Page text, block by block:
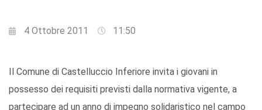
4 Ottobre 2011 11:50
Il Comune di Castelluccio Inferiore invita i giovani in
possesso dei requisiti previsti dalla normativa vigente, a
partecipare ad un anno di impegno solidaristico nel campo